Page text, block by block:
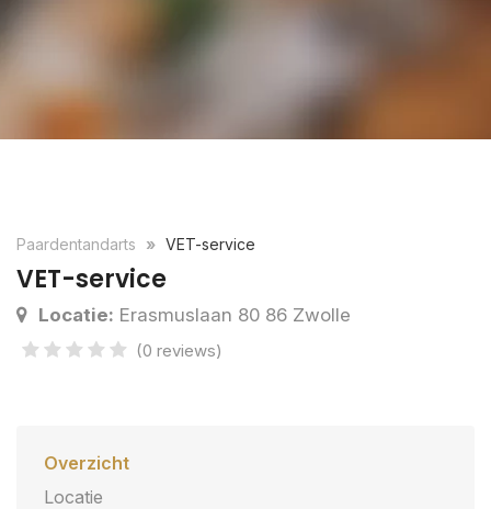
Paardentandarts VET-service
VET-service
Locatie: Erasmuslaan 80 86 Zwolle
(0 reviews)
Overzicht
Locatie